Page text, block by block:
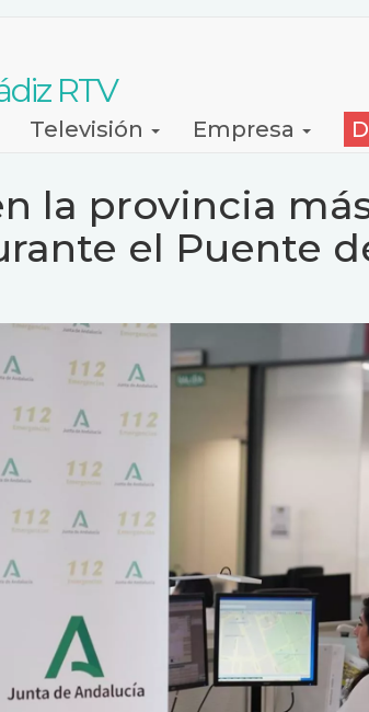
RTV
Televisión Empresa
la provincia
el Puente